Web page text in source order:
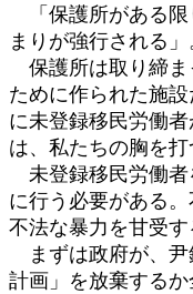
「保護所がある限
まりが強行される」
保護所は取り締ま
ために作られた施
に未登録移民労働
は、私たちの胸を打
未登録移民労働者
に行う必要がある
不法な暴力を甘受す
まずは政府が、尹
計画」を放棄する